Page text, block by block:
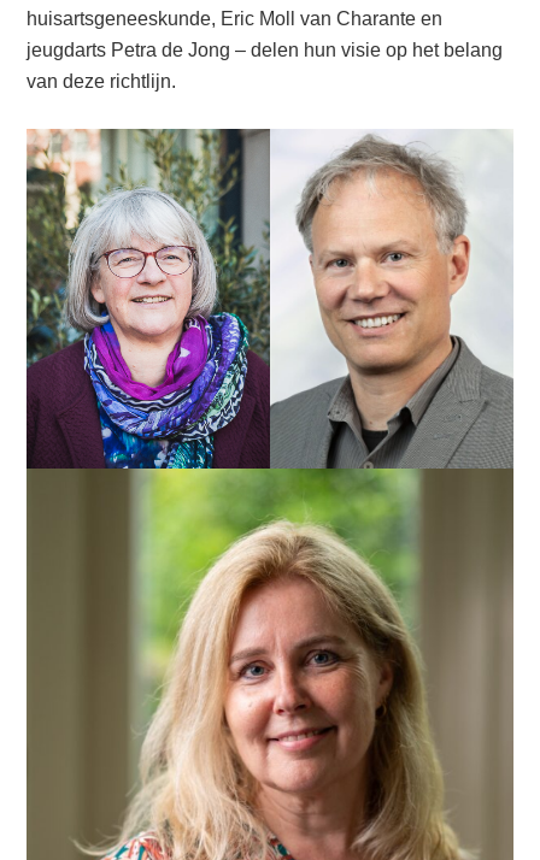
huisartsgeneeskunde, Eric Moll van Charante en
jeugdarts Petra de Jong – delen hun visie op het belang
van deze richtlijn.